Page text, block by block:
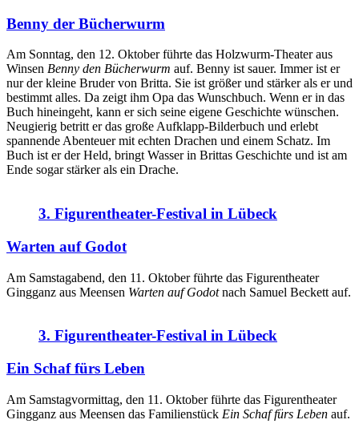
Benny der Bücherwurm
Am Sonntag, den 12. Oktober führte das Holzwurm-Theater aus
Winsen Benny den Bücherwurm auf. Benny ist sauer. Immer ist er
nur der kleine Bruder von Britta. Sie ist größer und stärker als er und
bestimmt alles. Da zeigt ihm Opa das Wunschbuch. Wenn er in das
Buch hineingeht, kann er sich seine eigene Geschichte wünschen.
Neugierig betritt er das große Aufklapp-Bilderbuch und erlebt
spannende Abenteuer mit echten Drachen und einem Schatz. Im
Buch ist er der Held, bringt Wasser in Brittas Geschichte und ist am
Ende sogar stärker als ein Drache.
3. Figurentheater-Festival in Lübeck
Warten auf Godot
Am Samstagabend, den 11. Oktober führte das Figurentheater
Gingganz aus Meensen Warten auf Godotnach Samuel Beckett auf.
3. Figurentheater-Festival in Lübeck
Ein Schaf fürs Leben
Am Samstagvormittag, den 11. Oktober führte das Figurentheater
Gingganz aus Meensen das Familienstück Ein Schaf fürs Leben auf.